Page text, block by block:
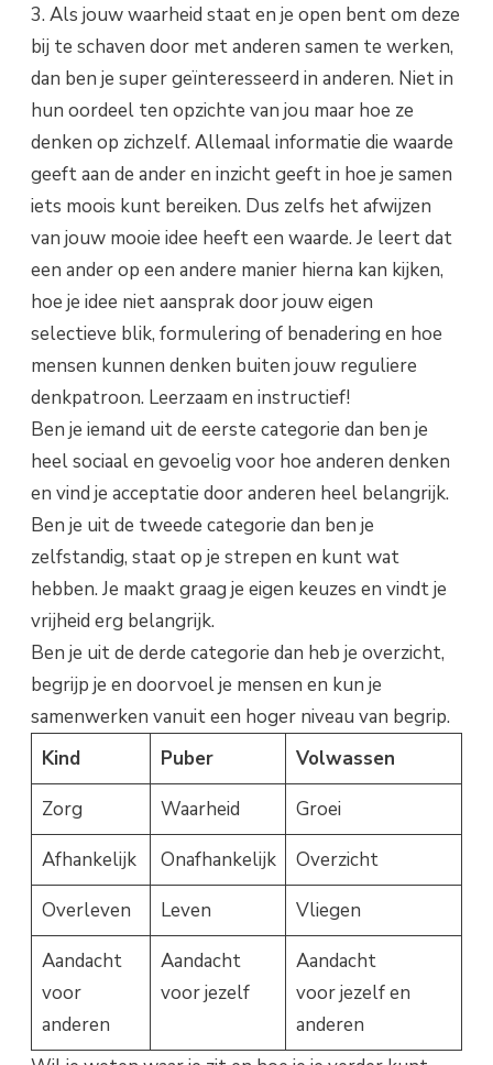
3. Als jouw waarheid staat en je open bent om deze
bij te schaven door met anderen samen te werken,
dan ben je super geïnteresseerd in anderen. Niet in
hun oordeel ten opzichte van jou maar hoe ze
denken op zichzelf. Allemaal informatie die waarde
geeft aan de ander en inzicht geeft in hoe je samen
iets moois kunt bereiken. Dus zelfs het afwijzen
van jouw mooie idee heeft een waarde. Je leert dat
een ander op een andere manier hierna kan kijken,
hoe je idee niet aansprak door jouw eigen
selectieve blik, formulering of benadering en hoe
mensen kunnen denken buiten jouw reguliere
denkpatroon. Leerzaam en instructief!
Ben je iemand uit de eerste categorie dan ben je
heel sociaal en gevoelig voor hoe anderen denken
en vind je acceptatie door anderen heel belangrijk.
Ben je uit de tweede categorie dan ben je
zelfstandig, staat op je strepen en kunt wat
hebben. Je maakt graag je eigen keuzes en vindt je
vrijheid erg belangrijk.
Ben je uit de derde categorie dan heb je overzicht,
begrijp je en doorvoel je mensen en kun je
samenwerken vanuit een hoger niveau van begrip.
Kind
Puber
Volwassen
Zorg
Waarheid
Groei
Afhankelijk
Onafhankelijk
Overzicht
Overleven
Leven
Vliegen
Aandacht
voor
anderen
Aandacht
voor jezelf
Aandacht
voor jezelf en
anderen